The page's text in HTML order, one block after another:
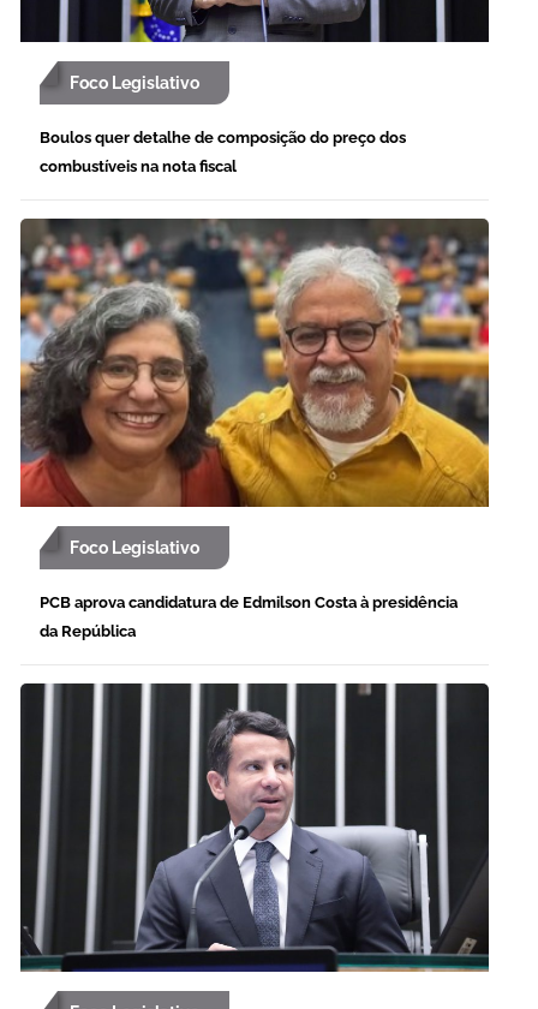
Foco Legislativo
Boulos quer detalhe de composição do preço dos
combustíveis na nota fiscal
Foco Legislativo
PCB aprova candidatura de Edmilson Costa à presidência
da República